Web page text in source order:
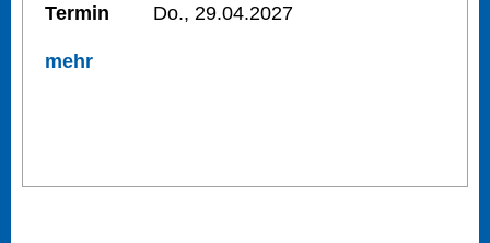
Termin Do., 29.04.2027
mehr